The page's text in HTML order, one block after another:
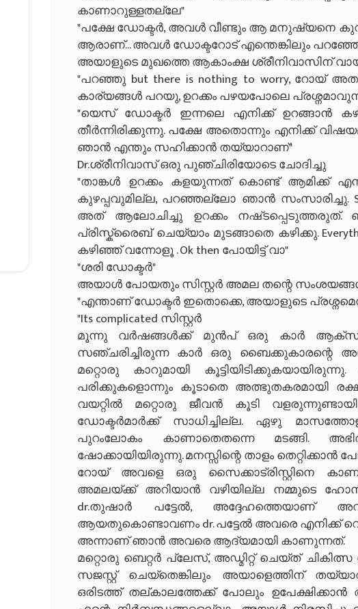
കാണാറുള്ളതല്ലേ"
"പക്ഷേ ഡോക്ടർ, അവൾ വീണ്ടും ആ മനുഷ്യനെ
ആരാണ്... അവൾ ഡോക്ടറോട് എന്തെങ്കിലും
അയാളുടെ മുഖത്തെ ആകാംക്ഷ ശ്രീനിവാസിന്
"പറഞ്ഞു but there is nothing to worry, റോയ്
കാര്യങ്ങൾ പറയു, ഉറക്കം പഴയപോലെ
"യെസ് ഡോക്ടർ ഇന്നലെ എനിക്ക് ഉറങ്ങാൻ
തീർന്നിരിക്കുന്നു. പക്ഷേ അതൊന്നും എനിക്ക്
ഞാൻ എന്തും സഹിക്കാൻ തയ്യാറാണ്"
Dr.ശ്രീനിവാസ് ഒരു പുഞ്ചിരിയോടെ ചോദിച്ചു
"താങ്കൾ ഉറക്കം കളയുന്നത് കൊണ്ട് ആമിക്ക്
കുഴപ്പവുമില്ല, പറഞ്ഞല്ലോ ഞാൻ സംസാരിച്ചു.
അത്‌ ആലോചിച്ചു ഉറക്കം
പ്രിസ്ക്രൈബ് ചെയ്യാം മുടങ്ങാതെ കഴിക്കു.
കഴിഞ്ഞ് വന്നോളൂ . Ok then പോയിട്ട് വാ"
"ശരി ഡോക്ടർ"
അയാൾ പോയതും സിസ്റ്റർ അമല തന്റെ
"എന്താണ് ഡോക്ടർ ഇതൊക്കെ, അയാളുടെ
"Its complicated സിസ്റ്റർ
മൂന്നു വർഷങ്ങൾക്ക് മുൻപ് ഒരു കാർ
സഞ്ചരിച്ചിരുന്ന കാർ ഒരു ബൈക്കുകാരന്റെ
മറ്റൊരു കാറുമായി
പരിക്കുകളൊന്നും കൂടാതെ അത്ഭുതകരമായി
വയറ്റിൽ മറ്റൊരു ജീവൻ കൂടി
ഡോക്ടർമാർക്ക് സാധിച്ചില്ല. ഏഴു
പുറംലോകം കാണാതെതന്നെ മടങ്ങി.
ഷോക്കായിയിരുന്നു. മനസ്സിന്റെ താളം തെറ്റിക്കാൻ
റോയ് അവളെ ഒരു സൈക്കാട്രിസ്റ്റിനെ
അമലയ്ക്ക് അറിയാൻ വഴിയില്ല നമ്മുടെ
dr.തുഷാർ പട്ടേൽ, അദ്ദേഹത്തെയാണ്
ആയതുകൊണ്ടാവണം dr. പട്ടേൽ അവരെ എനിക്ക്
അന്നാണ് ഞാൻ അവരെ ആദ്യമായി കാണുന്നത്.
മറ്റൊരു ബെറ്റർ പ്ലേസ്, അഡ്മിറ്റ് ചെയ്ത്
സജസ്റ്റ് ചെയ്തെങ്കിലും അയാളെത്തിന്
ഒരിടത്ത് തല്കാലത്തേക്ക് പോലും